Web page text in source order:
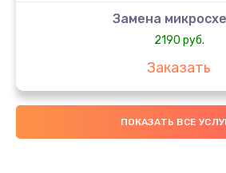
Замена
2190 руб.
Заказать
Замена передней
490 руб.
ПОКАЗАТЬ ВСЕ